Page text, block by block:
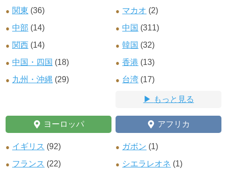
関東 (36)
中部 (14)
関西 (14)
中国・四国 (18)
九州・沖縄 (29)
マカオ (2)
中国 (311)
韓国 (32)
香港 (13)
台湾 (17)
もっと見る
ヨーロッパ
イギリス (92)
フランス (22)
アフリカ
ガボン (1)
シエラレオネ (1)